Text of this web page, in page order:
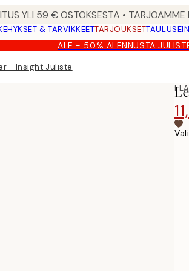
YLI 59 € OSTOKSESTA •
& TARVIKKEETTARJOUKSET
ALE - 50% ALENNUSTA
- Insight Juliste